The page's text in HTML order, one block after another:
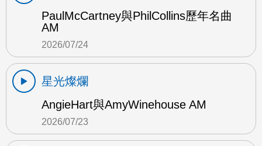
PaulMcCartney與PhilCollins歷年名曲
AM
2026/07/24
星光燦爛
AngieHart與AmyWinehouse AM
2026/07/23